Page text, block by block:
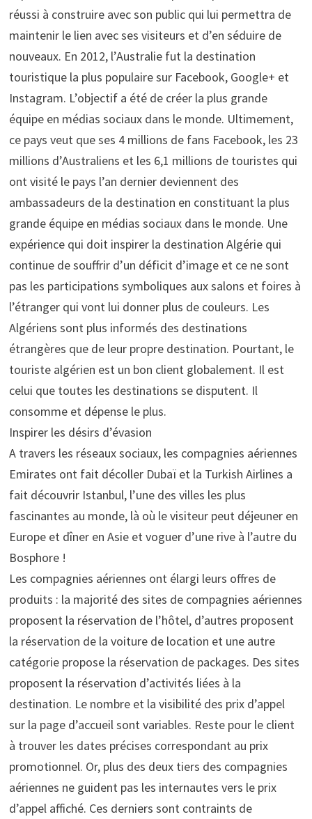
réussi à construire avec son public qui lui permettra de
maintenir le lien avec ses visiteurs et d’en séduire de
nouveaux. En 2012, l’Australie fut la destination
touristique la plus populaire sur Facebook, Google+ et
Instagram. L’objectif a été de créer la plus grande
équipe en médias sociaux dans le monde. Ultimement,
ce pays veut que ses 4 millions de fans Facebook, les 23
millions d’Australiens et les 6,1 millions de touristes qui
ont visité le pays l’an dernier deviennent des
ambassadeurs de la destination en constituant la plus
grande équipe en médias sociaux dans le monde. Une
expérience qui doit inspirer la destination Algérie qui
continue de souffrir d’un déficit d’image et ce ne sont
pas les participations symboliques aux salons et foires à
l’étranger qui vont lui donner plus de couleurs. Les
Algériens sont plus informés des destinations
étrangères que de leur propre destination. Pourtant, le
touriste algérien est un bon client globalement. Il est
celui que toutes les destinations se disputent. Il
consomme et dépense le plus.
Inspirer les désirs d’évasion
A travers les réseaux sociaux, les compagnies aériennes
Emirates ont fait décoller Dubaï et la Turkish Airlines a
fait découvrir Istanbul, l’une des villes les plus
fascinantes au monde, là où le visiteur peut déjeuner en
Europe et dîner en Asie et voguer d’une rive à l’autre du
Bosphore !
Les compagnies aériennes ont élargi leurs offres de
produits : la majorité des sites de compagnies aériennes
proposent la réservation de l’hôtel, d’autres proposent
la réservation de la voiture de location et une autre
catégorie propose la réservation de packages. Des sites
proposent la réservation d’activités liées à la
destination. Le nombre et la visibilité des prix d’appel
sur la page d’accueil sont variables. Reste pour le client
à trouver les dates précises correspondant au prix
promotionnel. Or, plus des deux tiers des compagnies
aériennes ne guident pas les internautes vers le prix
d’appel affiché. Ces derniers sont contraints de